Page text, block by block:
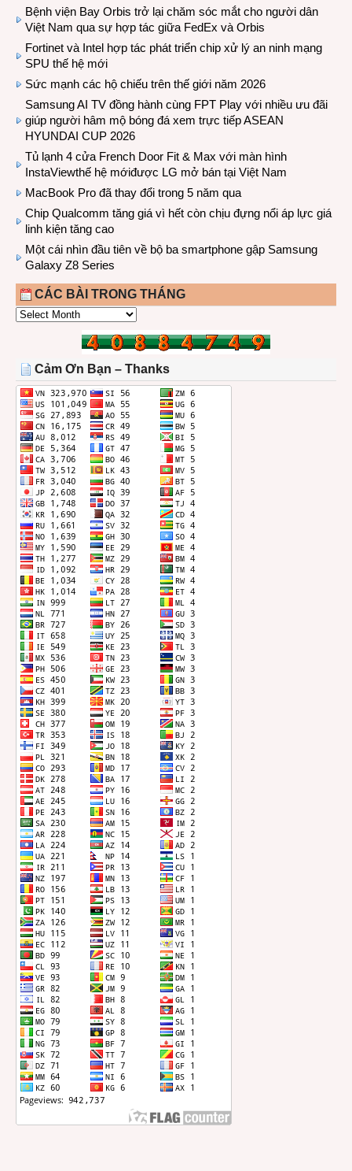
Bệnh viện Bay Orbis trở lại chăm sóc mắt cho người dân
Việt Nam qua sự hợp tác giữa FedEx và Orbis
Fortinet và Intel hợp tác phát triển chip xử lý an ninh mạng
SPU thế hệ mới
Sức mạnh các hộ chiếu trên thế giới năm 2026
Samsung AI TV đồng hành cùng FPT Play với nhiều ưu đãi
giúp người hâm mộ bóng đá xem trực tiếp ASEAN
HYUNDAI CUP 2026
Tủ lạnh 4 cửa French Door Fit & Max với màn hình
InstaViewthế hệ mớiđược LG mở bán tại Việt Nam
MacBook Pro đã thay đổi trong 5 năm qua
Chip Qualcomm tăng giá vì hết còn chịu đựng nổi áp lực giá
linh kiện tăng cao
Một cái nhìn đầu tiên về bộ ba smartphone gập Samsung
Galaxy Z8 Series
CÁC BÀI TRONG THÁNG
CÁC
THÁNG
Cảm Ơn Bạn – Thanks